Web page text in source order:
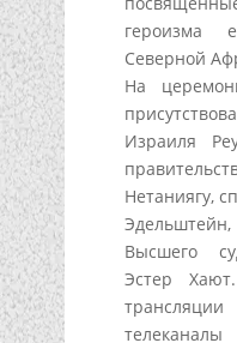
героизма
Северной
На
Израиля
Нетаниягу,
Высшего
Эстер
телеканалы